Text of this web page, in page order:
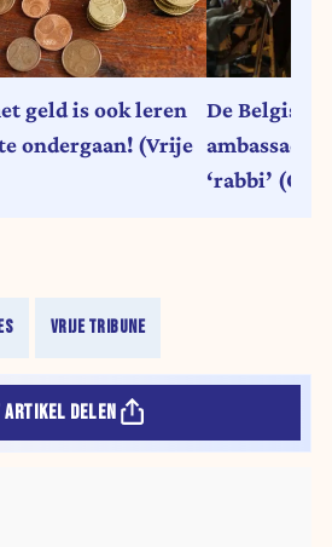
VRIJE TRIBUNE
geld is ook leren
ondergaan! (Vrije
De
‘rabbi’
DELEN